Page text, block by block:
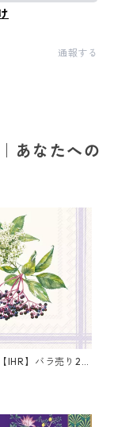
通報する
あなたへの
IHR】バラ売り2枚
ズ ペーパーナプ
ELDER クリー